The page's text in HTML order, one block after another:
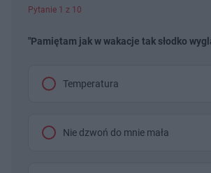
Pytanie 1 z 10
"Pamiętam jak w wakacje tak słodko
Temperatura
Nie dzwoń do mnie mała